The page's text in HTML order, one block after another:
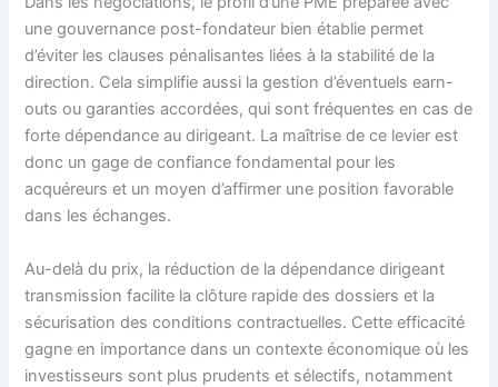
une gouvernance post-fondateur bien établie permet
d’éviter les clauses pénalisantes liées à la stabilité de la
direction. Cela simplifie aussi la gestion d’éventuels earn-
outs ou garanties accordées, qui sont fréquentes en cas de
forte dépendance au dirigeant. La maîtrise de ce levier est
donc un gage de confiance fondamental pour les
acquéreurs et un moyen d’affirmer une position favorable
dans les échanges.
Au-delà du prix, la réduction de la dépendance dirigeant
transmission facilite la clôture rapide des dossiers et la
sécurisation des conditions contractuelles. Cette efficacité
gagne en importance dans un contexte économique où les
investisseurs sont plus prudents et sélectifs, notamment